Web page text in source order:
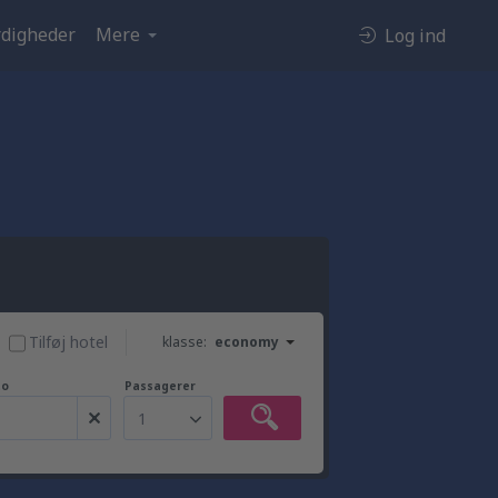
Mere Log ind
klasse: economy
Tilføj hotel
Passagerer
1